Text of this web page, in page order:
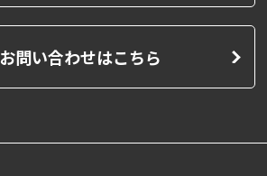
お問い合わせはこちら